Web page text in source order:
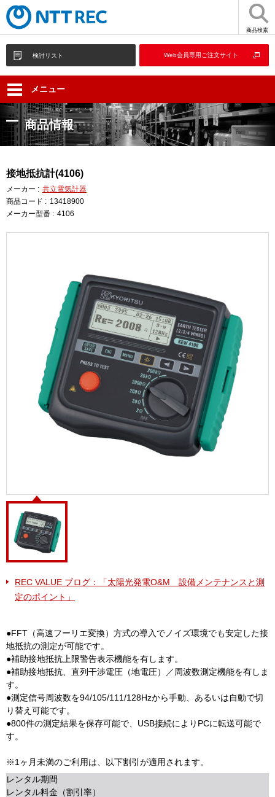
商品検索
検討リスト Web会員専用ご注文サイト
メニュー
商品情報
接地抵抗計(4106)
メーカー : 共立電気計器
商品コード : 13418900
メーカー型番 : 4106
REC VALUE ブログ：「太陽光発電O&M 設備メンテナンスと測
定のポイント」
●FFT（高速フーリエ変換）方式の導入でノイズ環境でも安定した接
地抵抗の測定が可能です。
●補助接地抵抗上限警告表示機能を有します。
●補助接地抵抗、直列干渉電圧（地電圧）／周波数測定機能を有しま
す。
●測定信号周波数を94/105/111/128Hzから手動、あるいは自動で切
り替え可能です。
●800件の測定結果を保存可能で、USB接続によりPCに転送可能で
す。
※1ヶ月未満のご利用は、以下割引が適用されます。
レンタル期間
レンタル料金（割引率）